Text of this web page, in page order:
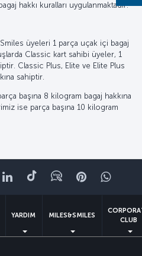
hakkı kuralları uygulanmaktadır.
üyeleri 1 parça uçak içi bagaj
Classic kart sahibi üyeler, 1
Classic Plus, Elite ve Elite Plus
sahiptir.
başına 8 kilogram bagaj hakkına
ise parça başına 10 kilogram
LinkedIn
TiktokBlogPinterest
YARDIM MILES&SMILES
CLUB